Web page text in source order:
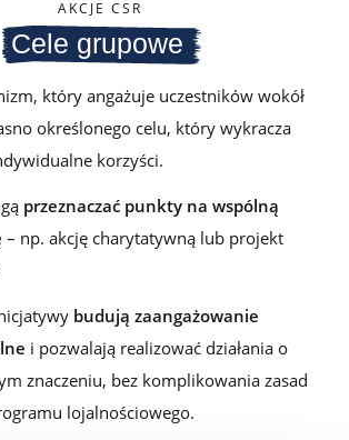
AKCJE CSR
Cele grupowe
który angażuje uczestników wokół
określonego celu, który wykracza
korzyści.
przeznaczać punkty na wspólną
– np. akcję charytatywną lub projekt
budują zaangażowanie
i pozwalają realizować działania o
znaczeniu, bez komplikowania zasad
lojalnościowego.